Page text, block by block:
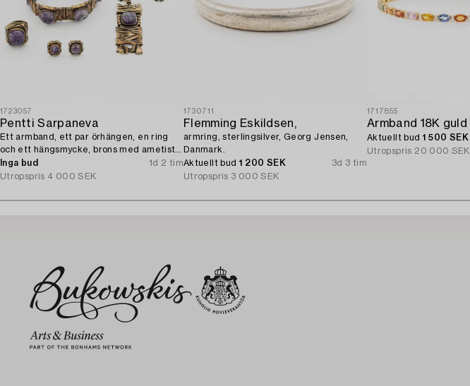
1723057
Pentti Sarpaneva
Ett armband, ett par örhängen, en ring
och ett hängsmycke, brons med ametist,
Finland 1960-tal.
Inga bud
1d 2 tim
Utropspris 4 000 SEK
1730711
Flemming Eskildsen,
armring, sterlingsilver, Georg Jensen,
Danmark.
Aktuellt bud 1 200 SEK
3d 3 tim
Utropspris 3 000 SEK
1717855
Aktuellt bud 1 500 SEK
Utropspris 20 000 SEK